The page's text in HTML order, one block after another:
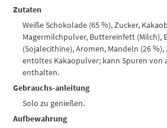
Zutaten
Weiße Schokolade (65 %), Zucker,
Magermilchpulver, Buttereinfett (Milch),
(Sojalecithine), Aromen, Mandeln (26 %),
entöltes Kakaopulver; kann Spuren von
enthalten.
Gebrauchs-anleitung
Solo zu genießen.
Aufbewahrung